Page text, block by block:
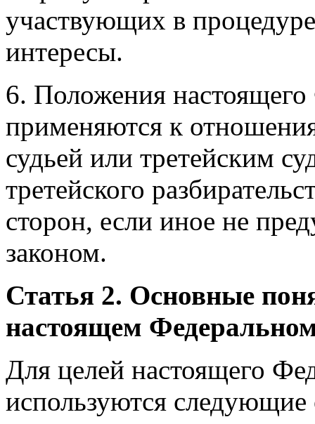
участвующих в
интересы.
6. Положения настоящего
применяются к
судьей или третейским
третейского
сторон, если иное не
законом.
Статья 2. Основные
настоящем
Для целей настоящего
используются